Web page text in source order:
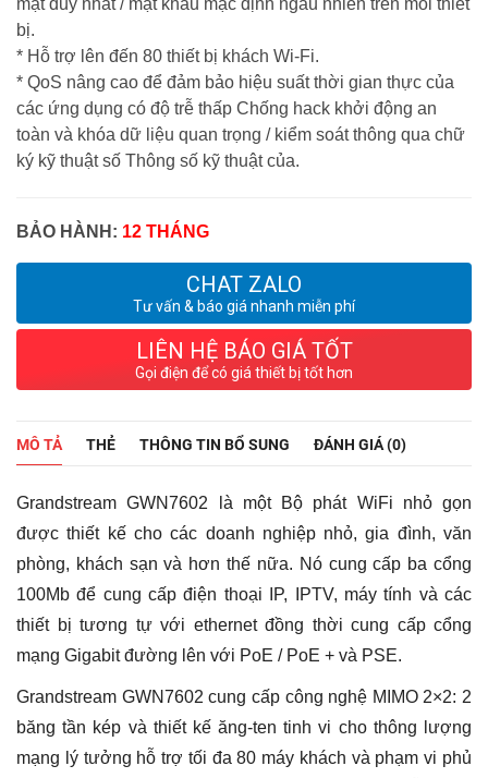
mật duy nhất / mật khẩu mặc định ngẫu nhiên trên mỗi thiết
bị.
* Hỗ trợ lên đến 80 thiết bị khách Wi-Fi.
* QoS nâng cao để đảm bảo hiệu suất thời gian thực của
các ứng dụng có độ trễ thấp Chống hack khởi động an
toàn và khóa dữ liệu quan trọng / kiểm soát thông qua chữ
ký kỹ thuật số Thông số kỹ thuật của.
BẢO HÀNH: 12 THÁNG
CHAT ZALO
Tư vấn & báo giá nhanh miễn phí
LIÊN HỆ BÁO GIÁ TỐT
Gọi điện để có giá thiết bị tốt hơn
MÔ TẢ THẺ THÔNG TIN BỔ SUNG ĐÁNH GIÁ (0)
Grandstream GWN7602 là một Bộ phát WiFi nhỏ gọn
được thiết kế cho các doanh nghiệp nhỏ, gia đình, văn
phòng, khách sạn và hơn thế nữa. Nó cung cấp ba cổng
100Mb để cung cấp điện thoại IP, IPTV, máy tính và các
thiết bị tương tự với ethernet đồng thời cung cấp cổng
mạng Gigabit đường lên với PoE / PoE + và PSE.
Grandstream GWN7602 cung cấp công nghệ MIMO 2×2: 2
băng tần kép và thiết kế ăng-ten tinh vi cho thông lượng
mạng lý tưởng hỗ trợ tối đa 80 máy khách và phạm vi phủ